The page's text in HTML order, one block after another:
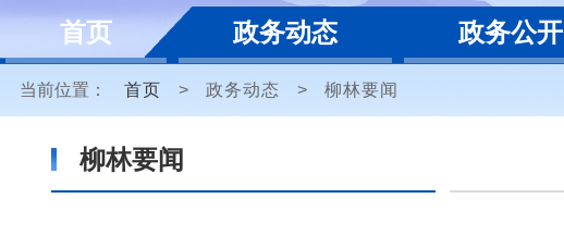
首页 政务动态 政务公开
当前位置： 首页 > 政务动态 > 柳林要闻
柳林要闻